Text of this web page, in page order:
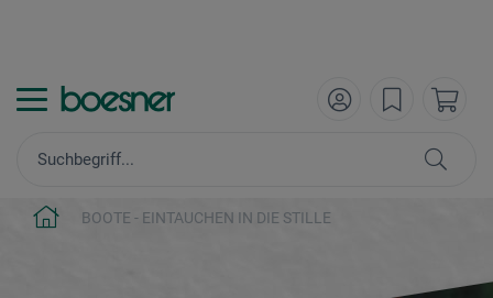
BOOTE - EINTAUCHEN IN DIE STILLE